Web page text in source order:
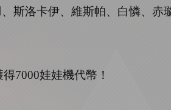
斯洛卡伊、維斯帕、白憐、赤
得7000娃娃機代幣！